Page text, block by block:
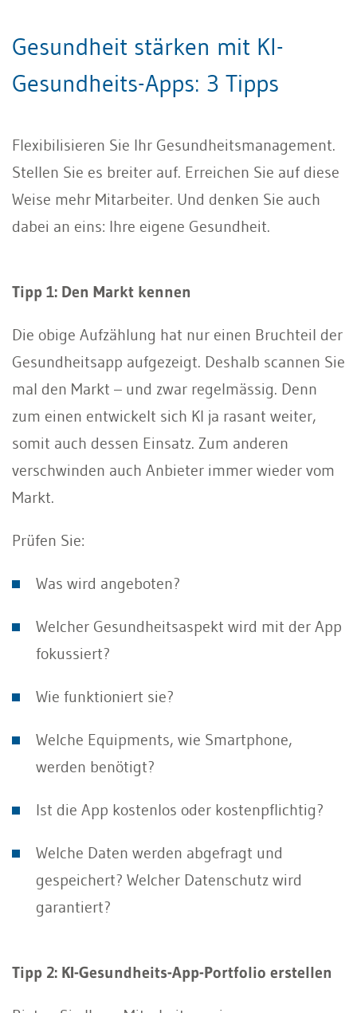
Gesundheit stärken mit KI-
Gesundheits-Apps: 3 Tipps
Flexibilisieren Sie Ihr Gesundheitsmanagement.
Stellen Sie es breiter auf. Erreichen Sie auf diese
Weise mehr Mitarbeiter. Und denken Sie auch
dabei an eins: Ihre eigene Gesundheit.
Tipp 1: Den Markt kennen
Die obige Aufzählung hat nur einen Bruchteil der
Gesundheitsapp aufgezeigt. Deshalb scannen Sie
mal den Markt – und zwar regelmässig. Denn
zum einen entwickelt sich KI ja rasant weiter,
somit auch dessen Einsatz. Zum anderen
verschwinden auch Anbieter immer wieder vom
Markt.
Prüfen Sie:
Was wird angeboten?
Welcher Gesundheitsaspekt wird mit der App
fokussiert?
Wie funktioniert sie?
Welche Equipments, wie Smartphone,
werden benötigt?
Ist die App kostenlos oder kostenpflichtig?
Welche Daten werden abgefragt und
gespeichert? Welcher Datenschutz wird
garantiert?
Tipp 2: KI-Gesundheits-App-Portfolio erstellen